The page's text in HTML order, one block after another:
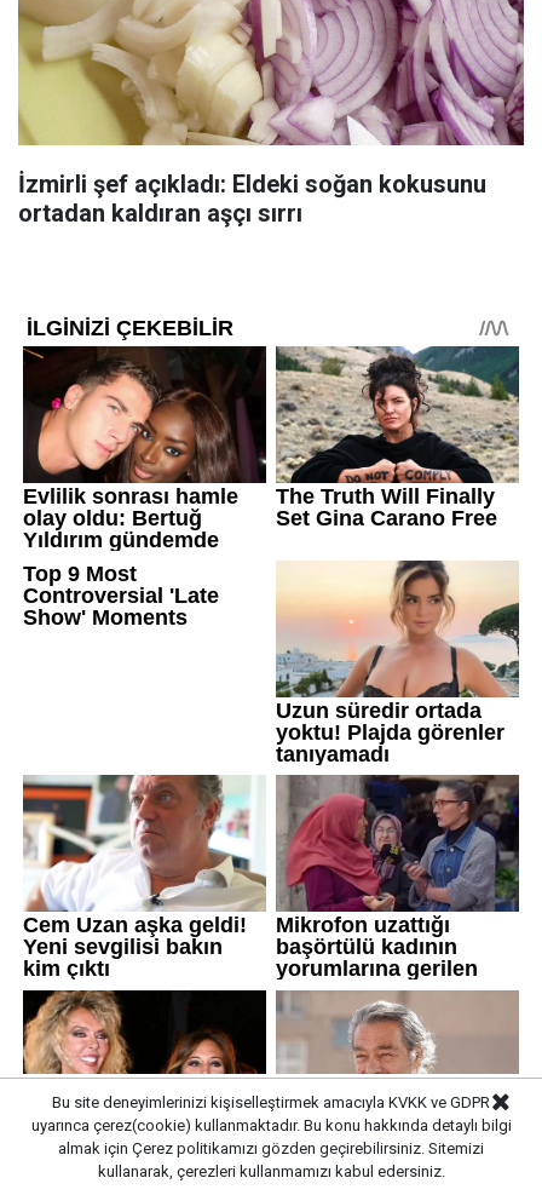
İzmirli şef açıkladı: Eldeki soğan kokusunu
ortadan kaldıran aşçı sırrı
Bu site deneyimlerinizi kişiselleştirmek amacıyla KVKK ve GDPR
uyarınca çerez(cookie) kullanmaktadır. Bu konu hakkında detaylı bilgi
almak için Çerez politikamızı gözden geçirebilirsiniz. Sitemizi
kullanarak, çerezleri kullanmamızı kabul edersiniz.